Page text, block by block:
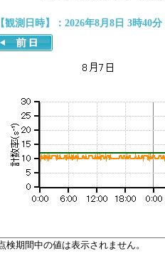
【観測日時】：2026年8月8日 3時40分